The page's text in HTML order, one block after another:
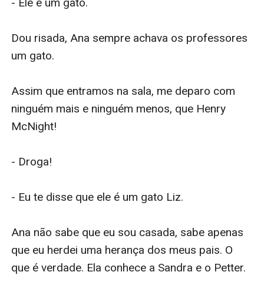
Dou risada, Ana sempre achava os professores
um gato.
Assim que entramos na sala, me deparo com
ninguém mais e ninguém menos, que Henry
McNight!
- Droga!
- Eu te disse que ele é um gato Liz.
Ana não sabe que eu sou casada, sabe apenas
que eu herdei uma herança dos meus pais. O
que é verdade. Ela conhece a Sandra e o Petter.